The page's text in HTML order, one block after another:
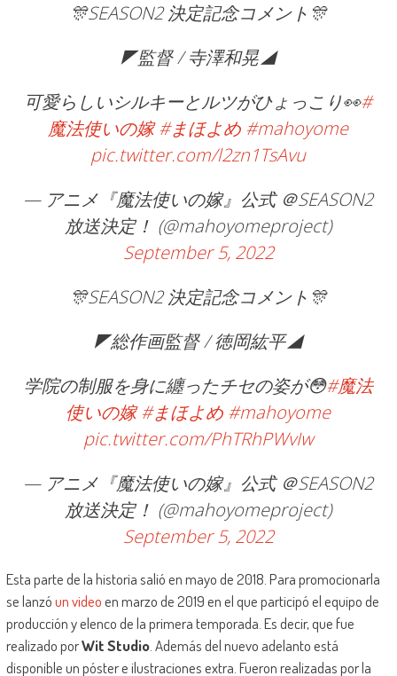
🎊SEASON2 決定記念コメント🎊
◤監督 / 寺澤和晃◢
可愛らしいシルキーとルツがひょっこり👀#
魔法使いの嫁 #まほよめ #mahoyome
pic.twitter.com/l2zn1TsAvu
— アニメ『魔法使いの嫁』公式 ＠SEASON2
放送決定！ (@mahoyomeproject)
September 5, 2022
🎊SEASON2 決定記念コメント🎊
◤総作画監督 / 徳岡紘平◢
学院の制服を身に纏ったチセの姿が😳#魔法
使いの嫁 #まほよめ #mahoyome
pic.twitter.com/PhTRhPWvIw
— アニメ『魔法使いの嫁』公式 ＠SEASON2
放送決定！ (@mahoyomeproject)
September 5, 2022
Esta parte de la historia salió en mayo de 2018. Para promocionarla
se lanzóun videoen marzo de 2019 en el que participó el equipo de
producción y elenco de la primera temporada. Es decir, que fue
realizado porWit Studio. Además del nuevo adelanto está
disponible un póster e ilustraciones extra. Fueron realizadas por la